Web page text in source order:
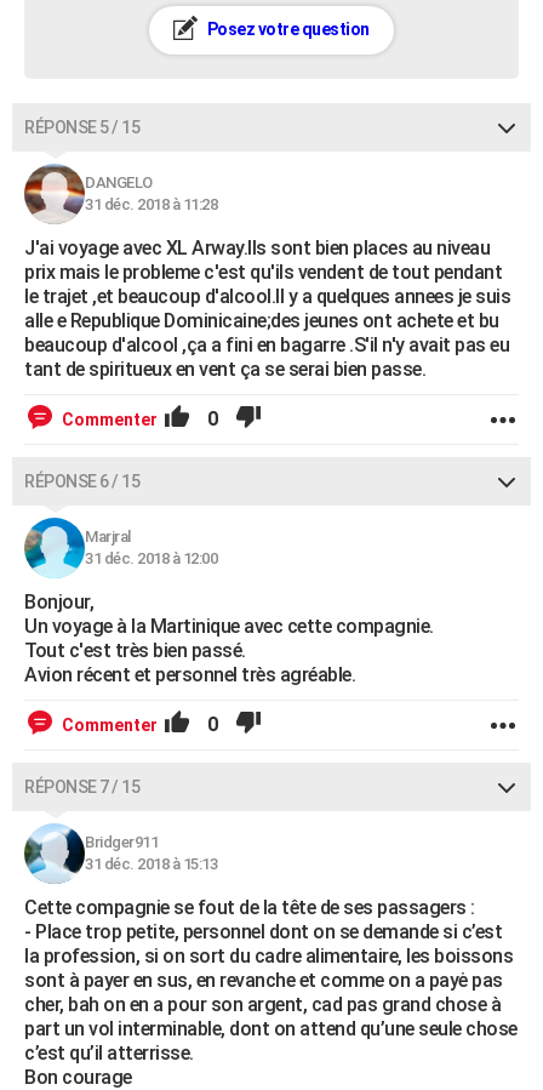
Posez votre question
RÉPONSE 5 / 15
DANGELO
31 déc. 2018 à 11:28
J'ai voyage avec XL Arway.Ils sont bien places au niveau
prix mais le probleme c'est qu'ils vendent de tout pendant
le trajet ,et beaucoup d'alcool.Il y a quelques annees je suis
alle e Republique Dominicaine;des jeunes ont achete et bu
beaucoup d'alcool ,ça a fini en bagarre .S'il n'y avait pas eu
tant de spiritueux en vent ça se serai bien passe.
Commenter 0
RÉPONSE 6 / 15
Marjral
31 déc. 2018 à 12:00
Bonjour,
Un voyage à la Martinique avec cette compagnie.
Tout c'est très bien passé.
Avion récent et personnel très agréable.
Commenter 0
RÉPONSE 7 / 15
Bridger911
31 déc. 2018 à 15:13
Cette compagnie se fout de la tête de ses passagers :
- Place trop petite, personnel dont on se demande si c’est
la profession, si on sort du cadre alimentaire, les boissons
sont à payer en sus, en revanche et comme on a payė pas
cher, bah on en a pour son argent, cad pas grand chose à
part un vol interminable, dont on attend qu’une seule chose
c’est qu’il atterrisse.
Bon courage